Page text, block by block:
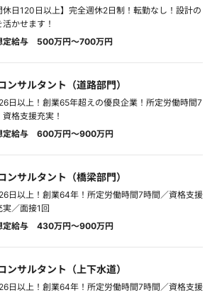
休日120日以上】完全週休2日制！転勤なし！設計の
かせます！
定給与 500万円～700万円
ンサルタント（道路部門）
日以上！創業65年超えの優良企業！所定労働時間7
資格支援充実！
定給与 600万円～900万円
ンサルタント（橋梁部門）
日以上！創業64年！所定労働時間7時間／資格支援
実／面接1回
定給与 430万円～900万円
ンサルタント（上下水道）
日以上！創業64年！所定労働時間7時間／資格支援